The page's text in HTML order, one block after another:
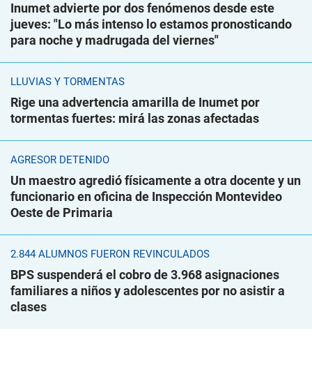
Inumet advierte por dos fenómenos desde este
jueves: "Lo más intenso lo estamos pronosticando
para noche y madrugada del viernes"
LLUVIAS Y TORMENTAS
Rige una advertencia amarilla de Inumet por
tormentas fuertes: mirá las zonas afectadas
AGRESOR DETENIDO
Un maestro agredió físicamente a otra docente y un
funcionario en oficina de Inspección Montevideo
Oeste de Primaria
2.844 ALUMNOS FUERON REVINCULADOS
BPS suspenderá el cobro de 3.968 asignaciones
familiares a niños y adolescentes por no asistir a
clases